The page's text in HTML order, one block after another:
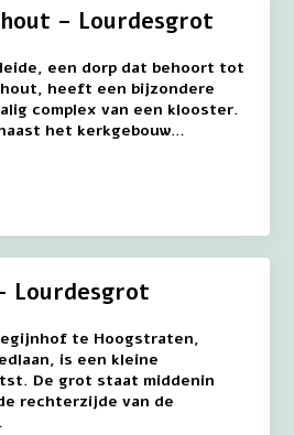
– Lourdesgrot
een dorp dat behoort tot
heeft een bijzondere
complex van een klooster.
het kerkgebouw…
Lourdesgrot
te Hoogstraten,
is een kleine
De grot staat middenin
rechterzijde van de